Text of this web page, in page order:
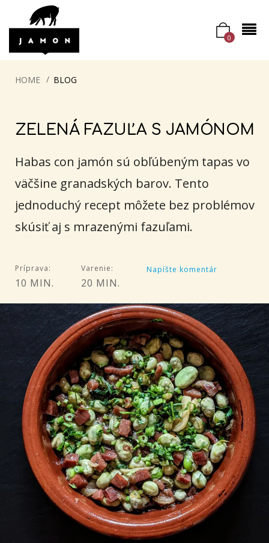
0
HOME BLOG
ZELENÁ FAZUĽA S JAMÓNOM
Habas con jamón sú obľúbeným tapas vo
väčšine granadských barov. Tento
jednoduchý recept môžete bez problémov
skúsiť aj s mrazenými fazuľami.
Príprava:
10 MIN.
Varenie:
20 MIN.
Napíšte komentár